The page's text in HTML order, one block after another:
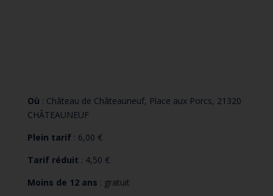
Où : Château de Châteauneuf, Place aux Porcs, 21320
CHÂTEAUNEUF
Plein tarif: 6,00 €
Tarif réduit : 4,50 €
Moins de 12 ans : gratuit